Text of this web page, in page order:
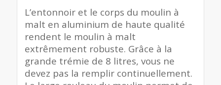
L’entonnoir et le corps du moulin à
malt en aluminium de haute qualité
rendent le moulin à malt
extrêmement robuste. Grâce à la
grande trémie de 8 litres, vous ne
devez pas la remplir continuellement.